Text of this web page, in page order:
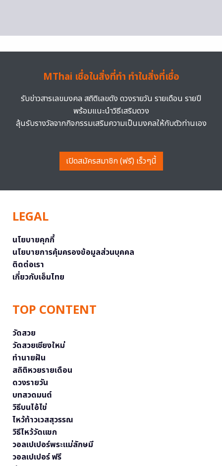
MThai เชื่อในสิ่งที่ทำ ทำในสิ่งที่เชื่อ
รับข่าวสารเลขมงคล สถิติเลขดัง ดวงรายวัน รายเดือน รายปี
พร้อมแนะนำวิธีเสริมดวง
ลุ้นรับรางวัลจากกิจกรรมเสริมความเป็นมงคลให้กับตัวท่านเอง
เปิดสมัครสมาชิก (ฟรี) เร็วๆนี้
LEGAL
นโยบายคุกกี้
นโยบายการคุ้มครองข้อมูลส่วนบุคคล
ติดต่อเรา
เกี่ยวกับเอ็มไทย
TOP CONTENT
วัดสวย
วัดสวยเชียงใหม่
ทำนายฝัน
สถิติหวยรายเดือน
ดวงรายวัน
บทสวดมนต์
วิธีบนไอ้ไข่
ไหว้ท้าวเวสสุวรรณ
วิธีไหว้วัดแขก
วอลเปเปอร์พระแม่ลักษมี
วอลเปเปอร์ ฟรี